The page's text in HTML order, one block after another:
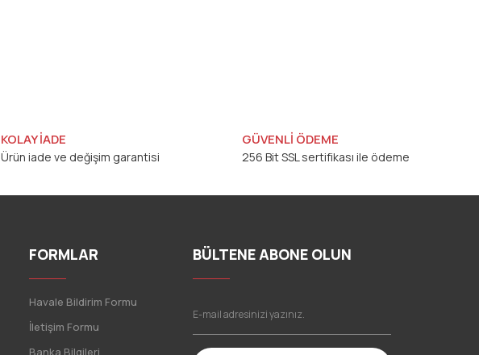
KOLAY İADE
Ürün iade ve değişim garantisi
GÜVENLİ ÖDEME
256 Bit SSL sertifikası ile ödeme
FORMLAR
Havale Bildirim Formu
İletişim Formu
Banka Bilgileri
BÜLTENE ABONE OLUN